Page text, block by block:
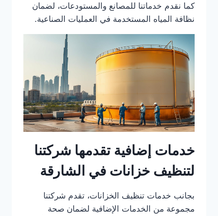
كما نقدم خدماتنا للمصانع والمستودعات، لضمان
نظافة المياه المستخدمة في العمليات الصناعية.
خدمات إضافية تقدمها شركتنا
لتنظيف خزانات في الشارقة
بجانب خدمات تنظيف الخزانات، تقدم شركتنا
مجموعة من الخدمات الإضافية لضمان صحة